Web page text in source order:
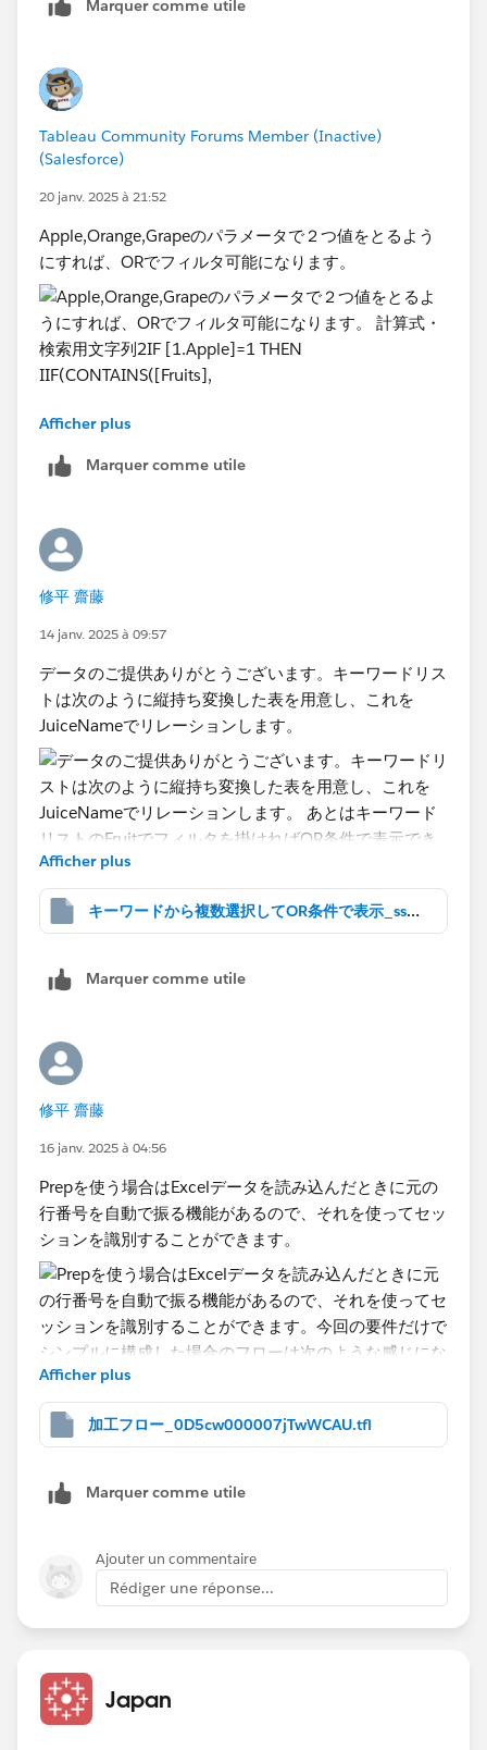
新
データ更新には極力人間の手を動かさない想定でおりま
す。
可能であればTableau Prepでできる方法（計算フィール
ド等）だとありがたいと思っています。
Tableau Prepでなくても、標準的なTableauの機能範囲
で可能な自動化方法があればご教示いただけると幸いで
ます。
限あり）でシートを複数に分けており、
インプット時はファイル名でユニオンしています。
①基礎的な質問で恐縮なのですが、上記の場合、
Source Row Numberは生成できないでしょうか？
た。これが使えない場合、他の対応策がいただけると大
ーバにパブリッシュして公開しています。
元のエクセルデータは週一で更新され、現状はTableau
Server上のデータソースとしてPrepからパブリッシュし
ているのですが、
リレーションではなく、Prep上で結合することでも代替
更新されたデータをTableau Desktopで都度読み込んで
からデータソースを手動でパブリッシュするのは業務的
に厳しいと感じたためです。
③分割の計算式はフィールド内にあるURLの個数分必
要という理解で合っていますでしょうか？
実際のデータはUserがそのセッションで訪問したURLが
すべて表示されます。もし上記理解で合っている場合、
分割の式を想定される数分用意する案は厳しいかもしれ
ません。。
FYI
このQualifiedというツールはReverse IPでウェブサイト
フィックデータが拾えるのでウェブページごとの訪問企
業や業種を把握するためにこのデータを活用していま
す。
のですが、データ構造的にはこのQualifiedのレポート
から出力できるデータが使いやすかったためこちらにし
ています。
Marquer comme utile
Tableau Community Forums Member (Inactive)
(Salesforce)
20 janv. 2025 à 21:52
Apple,Orange,Grapeのパラメータで２つ値をとるよう
にすれば、ORでフィルタ可能になります。
計算式
IF [1.Apple]=1 THEN
IIF(CONTAINS([Fruits],"Apple"),"1.Apple","")
ELSE ""
END
+
IF [2.Orange]=1 THEN
IIF(CONTAINS([Fruits],"Orange"),"2.Orange","")
ELSE ""
+
IF [3.Grape]=1 THEN
IIF(CONTAINS([Fruits],"Grape"),"3.Grape","")
ELSE ""
END
・一致あり
Afficher plus
Marquer comme utile
修平 齋藤
14 janv. 2025 à 09:57
データのご提供ありがとうございます。キーワードリス
トは次のように縦持ち変換した表を用意し、これを
JuiceNameでリレーションします。
あとはキーワードリストのFruitでフィルタを掛ければ
ってはフィルタではなくセットを利用したほうがよいこ
ともあります。
Afficher plus
キーワードから複数選択してOR条件で表示_ss1.twbx
Marquer comme utile
修平 齋藤
16 janv. 2025 à 04:56
Prepを使う場合はExcelデータを読み込んだときに元の
行番号を自動で振る機能があるので、それを使ってセッ
ションを識別することができます。
青いラインで、これはおよそ先に回答した流れのとおり
です。上に分岐しているオレンジのラインは結合のため
のでここで作ります。
Afficher plus
加工フロー_0D5cw000007jTwWCAU.tfl
Marquer comme utile
Ajouter un commentaire
Rédiger une réponse...
Japan